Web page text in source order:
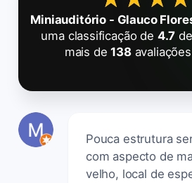
Miniauditório - Glauco
uma classificação de 4.7 de
mais de138
Pouca estrutura
com aspecto de
velho, local de